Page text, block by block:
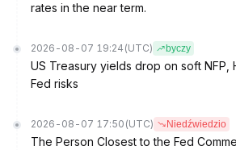
rates in the near term.
2026-08-07 19:24 (UTC) byczy
US Treasury yields drop on soft NFP,
Fed risks
2026-08-07 17:50 (UTC) Niedźwiedzio
The Person Closest to the Fed